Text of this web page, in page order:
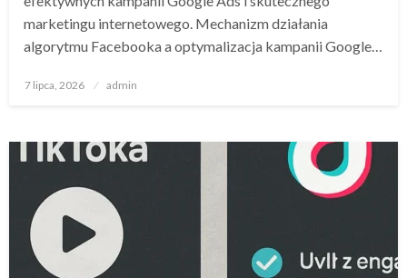
marketingu internetowego. Mechanizm działania
algorytmu Facebooka a optymalizacja kampanii Google…
Opublikowane
7 lipca, 2026 admin